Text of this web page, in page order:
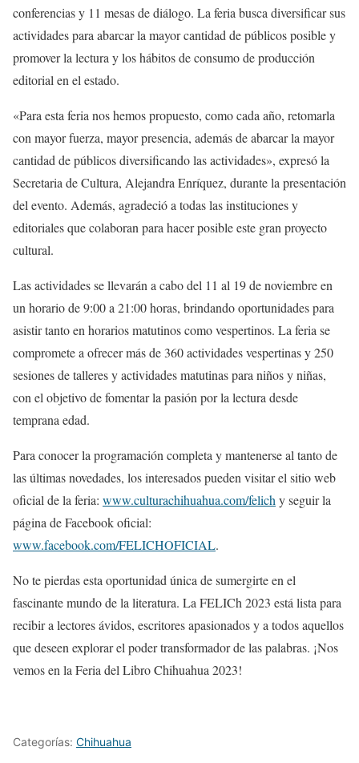
conferencias y 11 mesas de diálogo. La feria busca diversificar sus
actividades para abarcar la mayor cantidad de públicos posible y
promover la lectura y los hábitos de consumo de producción
editorial en el estado.
«Para esta feria nos hemos propuesto, como cada año, retomarla
con mayor fuerza, mayor presencia, además de abarcar la mayor
cantidad de públicos diversificando las actividades», expresó la
Secretaria de Cultura, Alejandra Enríquez, durante la presentación
del evento. Además, agradeció a todas las instituciones y
editoriales que colaboran para hacer posible este gran proyecto
cultural.
Las actividades se llevarán a cabo del 11 al 19 de noviembre en
un horario de 9:00 a 21:00 horas, brindando oportunidades para
asistir tanto en horarios matutinos como vespertinos. La feria se
compromete a ofrecer más de 360 actividades vespertinas y 250
sesiones de talleres y actividades matutinas para niños y niñas,
con el objetivo de fomentar la pasión por la lectura desde
temprana edad.
Para conocer la programación completa y mantenerse al tanto de
las últimas novedades, los interesados pueden visitar el sitio web
oficial de la feria: www.culturachihuahua.com/felich y seguir la
página de Facebook oficial:
www.facebook.com/FELICHOFICIAL.
No te pierdas esta oportunidad única de sumergirte en el
fascinante mundo de la literatura. La FELICh 2023 está lista para
recibir a lectores ávidos, escritores apasionados y a todos aquellos
que deseen explorar el poder transformador de las palabras. ¡Nos
vemos en la Feria del Libro Chihuahua 2023!
Categorías: Chihuahua